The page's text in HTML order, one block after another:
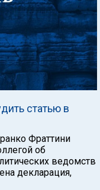
статью в
Фраттини
об
ведомств
декларация,